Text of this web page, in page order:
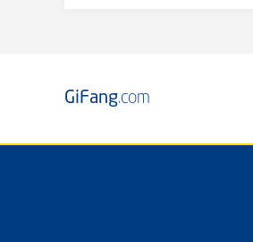
GiFang.com